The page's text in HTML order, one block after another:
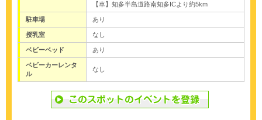
【車】知多半島道路南知多ICより約5km
駐車場 あり
授乳室 なし
ベビーベッド あり
ベビーカーレンタ
ル
なし